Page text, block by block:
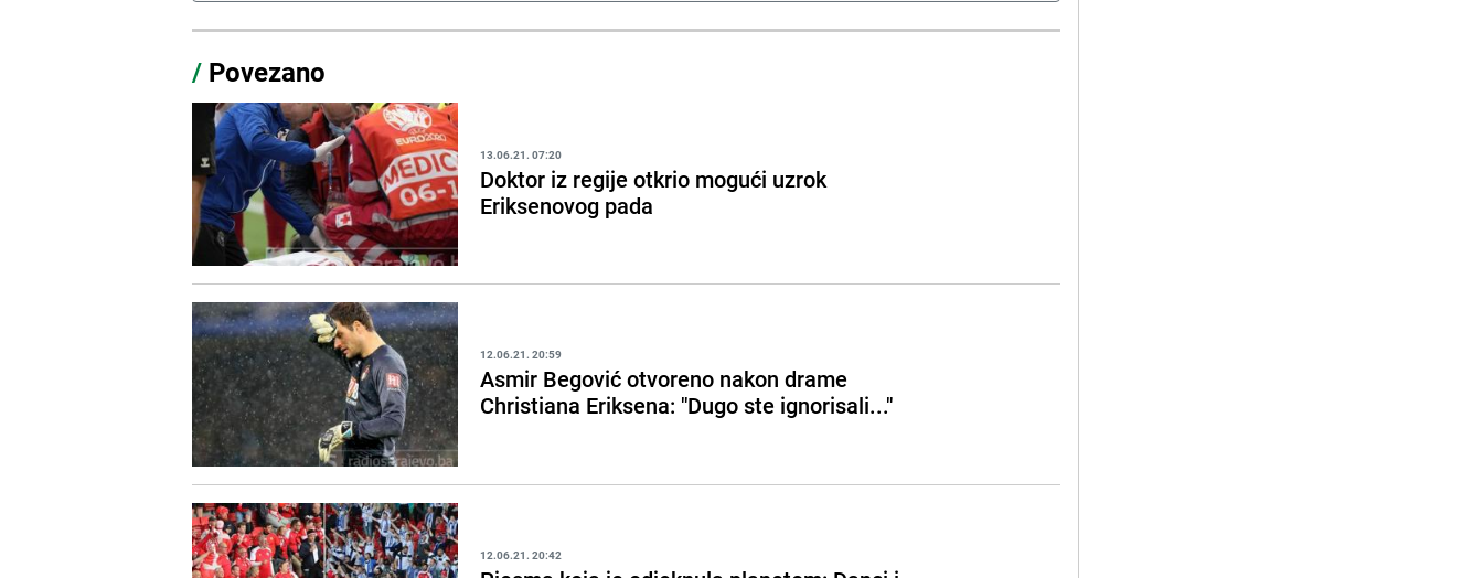
/ Povezano
13.06.21. 07:20
Doktor iz regije otkrio mogući uzrok
Eriksenovog pada
12.06.21. 20:59
Asmir Begović otvoreno nakon drame
Christiana Eriksena: "Dugo ste ignorisali..."
12.06.21. 20:42